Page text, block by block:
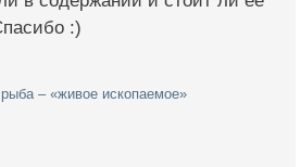
:)
– «живое ископаемое»